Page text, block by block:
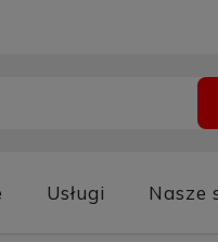
Usługi Nasze